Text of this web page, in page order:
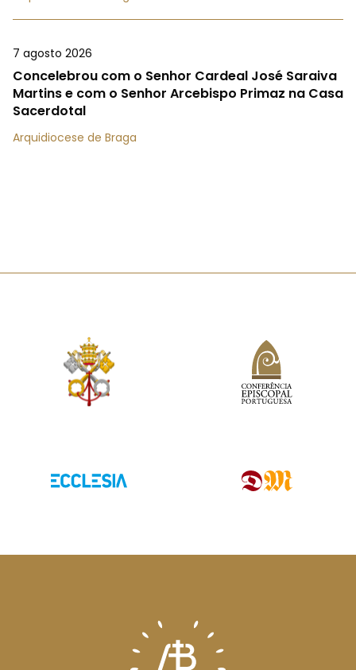
7 agosto 2026
Concelebrou com o Senhor Cardeal José Saraiva
Martins e com o Senhor Arcebispo Primaz na Casa
Sacerdotal
Arquidiocese de Braga